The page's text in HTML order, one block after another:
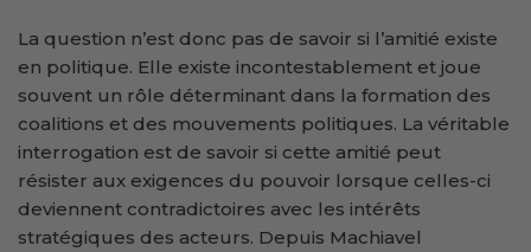
La question n’est donc pas de savoir si l’amitié existe
en politique. Elle existe incontestablement et joue
souvent un rôle déterminant dans la formation des
coalitions et des mouvements politiques. La véritable
interrogation est de savoir si cette amitié peut
résister aux exigences du pouvoir lorsque celles-ci
deviennent contradictoires avec les intérêts
stratégiques des acteurs. Depuis Machiavel